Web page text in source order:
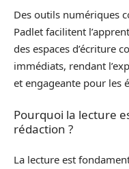
Des outils numériques
Padlet facilitent
des espaces d’écriture
immédiats, rendant
et engageante pour les
Pourquoi la lecture
rédaction ?
La lecture est